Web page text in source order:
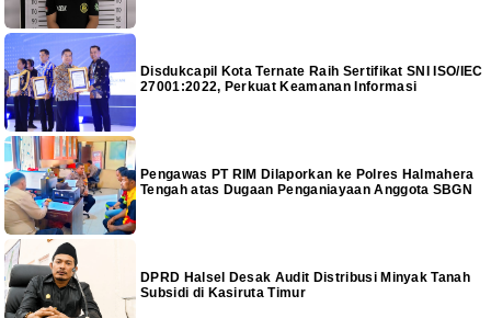
Disdukcapil Kota Ternate Raih Sertifikat SNI ISO/IEC
27001:2022, Perkuat Keamanan Informasi
Pengawas PT RIM Dilaporkan ke Polres Halmahera
Tengah atas Dugaan Penganiayaan Anggota SBGN
DPRD Halsel Desak Audit Distribusi Minyak Tanah
Subsidi di Kasiruta Timur